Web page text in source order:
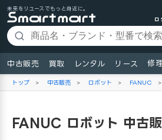
未来をリユースでもっと身近に。
ロ
中古販売 買取 レンタル リース 修理
トップ > 中古販売 > ロボット > FANUC >
FANUC ロボット 中古